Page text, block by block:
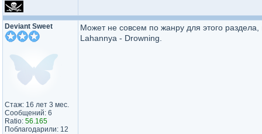
Deviant Sweet
Стаж: 16 лет 3 мес.
Сообщений: 6
Ratio: 56.165
Поблагодарили: 12
Может не совсем по жанру для этого
Lahannya - Drowning.